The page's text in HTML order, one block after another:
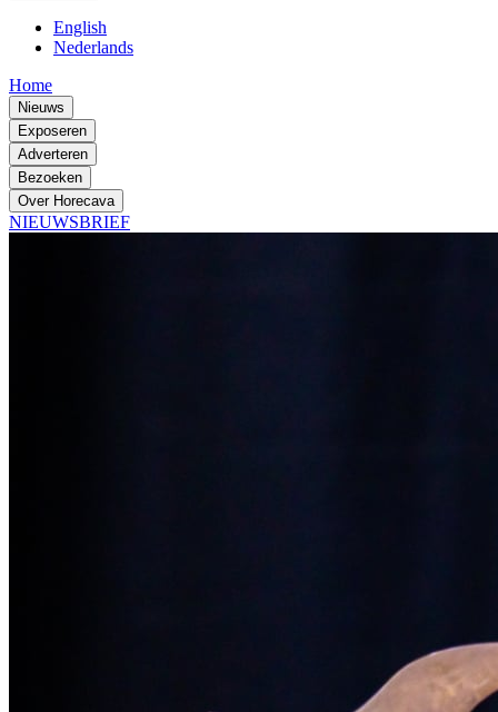
English
Nederlands
Home
Nieuws
Exposeren
Adverteren
Bezoeken
Over Horecava
NIEUWSBRIEF